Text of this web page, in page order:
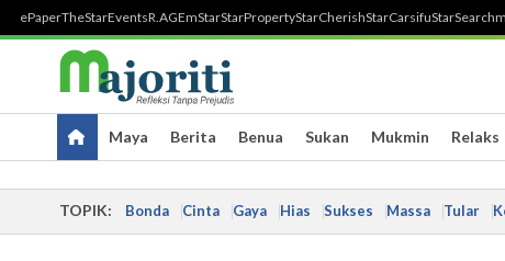
ePaperTheStarEventsR.AGEmStarStarPropertyStarCherishStarCarsifuStarSearch
Maya Berita Benua Sukan Mukmin Relaks
TOPIK: Bonda Cinta Gaya Hias Sukses Massa Tular